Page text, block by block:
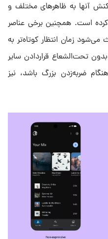
آنها به ظاهرهای مختلف و
است. همچنین برخی عناصر
می‌شود زمان انتظار کوتاه‌تر به‌
تحت‌الشعاع قراردادن سایر
ضربه‌زدن بزرگ باشد، نیز